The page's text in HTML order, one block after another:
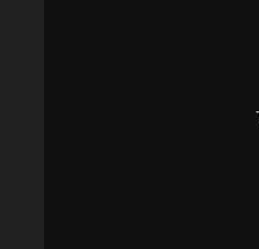
Se você
Também
Buscarei
E tu irás